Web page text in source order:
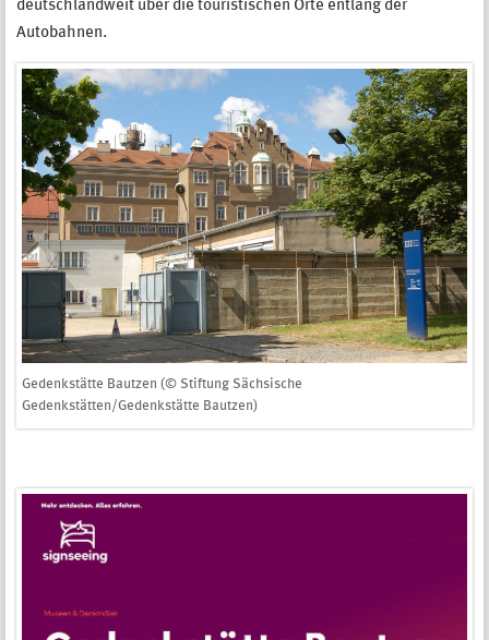
deutschlandweit über die touristischen Orte entlang der
Autobahnen.
Gedenkstätte Bautzen (© Stiftung Sächsische
Gedenkstätten/Gedenkstätte Bautzen)